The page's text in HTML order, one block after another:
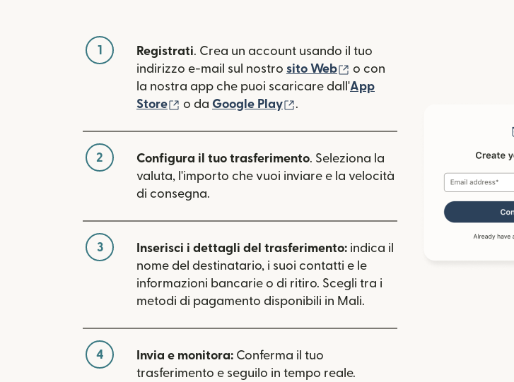
1 Registrati. Crea un account usando il tuo
indirizzo e-mail sul nostro sito Web (si apre in una nuova finestra)
o con
la nostra app che puoi scaricare dall'App
Store
(si apre in una nuova finestra)
o da Google Play .
2 Configura il tuo trasferimento. Seleziona la
valuta, l'importo che vuoi inviare e la velocità
di consegna.
3 Inserisci i dettagli del trasferimento: indica il
nome del destinatario, i suoi contatti e le
informazioni bancarie o di ritiro. Scegli tra i
metodi di pagamento disponibili in Mali.
4 Invia e monitora: Conferma il tuo
trasferimento e seguilo in tempo reale.